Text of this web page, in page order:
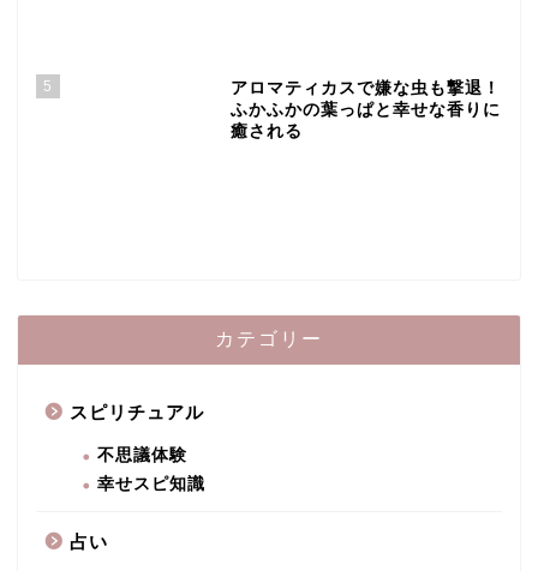
5
アロマティカスで嫌な虫も撃退！
ふかふかの葉っぱと幸せな香りに
癒される
カテゴリー
スピリチュアル
不思議体験
幸せスピ知識
占い